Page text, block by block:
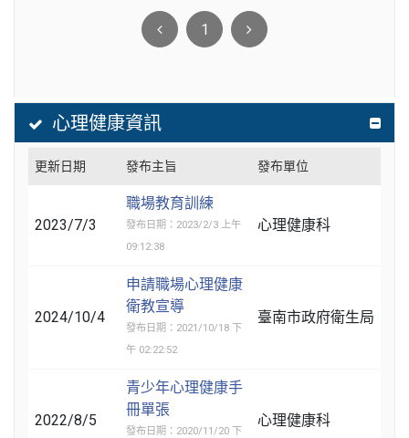
1
心理健康資訊
更新日期 發布主旨 發布單位
2023/7/3
職場教育訓練
發布日期：2023/2/3 上午
09:12:38
心理健康科
2024/10/4
申請職場心理健康
衛教宣導
發布日期：2021/10/18 下
午 02:22:52
臺南市政府衛生局
2022/8/5
青少年心理健康手
冊單張
發布日期：2020/11/20 下
心理健康科